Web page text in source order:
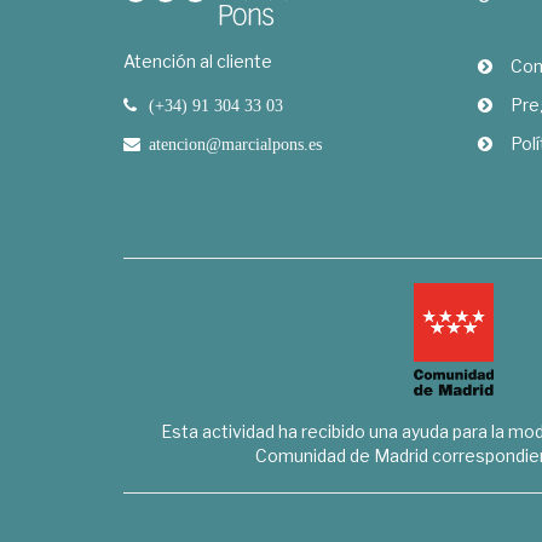
Atención al cliente
(+34) 91 304 33 03
atencion@marcialpons.es
Esta actividad ha recibido una ayuda para la
Comunidad de Madrid